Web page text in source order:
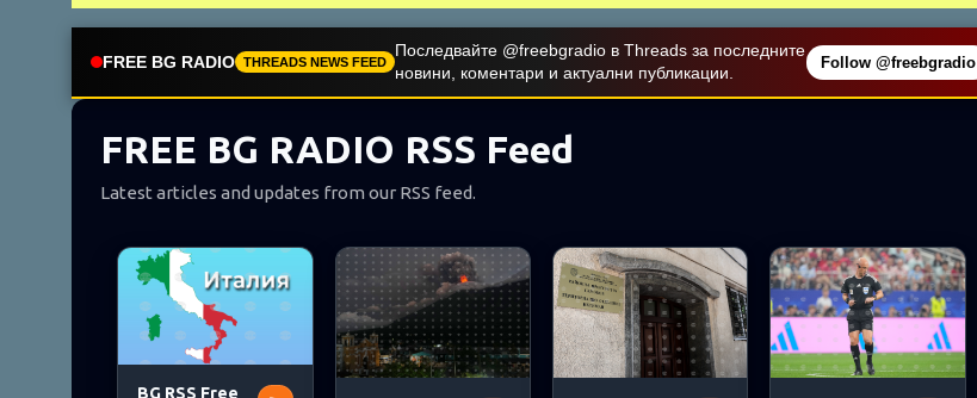
П
у
FREE BG RADIO THREADS NEWS FEED
Последвайте @freebgradio в Threads за последните
новини, коментари и актуални публикации.
Follow @freebgradio
FREE BG RADIO RSS Feed
Latest articles and updates from our RSS feed.
BG RSS Free